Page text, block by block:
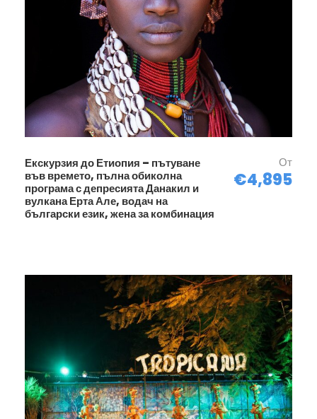
Галерия
Програма
Прикачен файл с детайли за програмата във
формат .PDF
Екскурзия до Етиопия – пътуване
във времето, пълна обиколна
програма с депресията Данакил и
вулкана Ерта Але, водач на
български език, жена за комбинация
От
€4,895